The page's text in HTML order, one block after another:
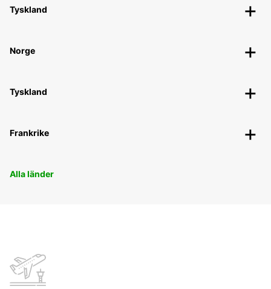
Tyskland
Norge
Tyskland
Frankrike
Alla länder